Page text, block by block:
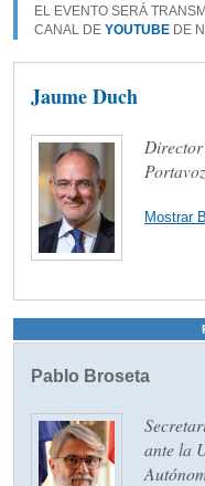
EL EVENTO SERÁ
CANAL DE YOUTUBE DE
Jaume Duch
Mostrar
Pablo Broseta
ante la